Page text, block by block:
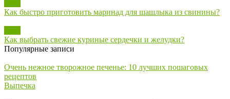
Как быстро приготовить маринад для шашлыка из свинины?
Как выбрать свежие куриные сердечки и желудки?
Популярные записи
Очень нежное творожное печенье: 10 лучших пошаговых
рецептов
Выпечка